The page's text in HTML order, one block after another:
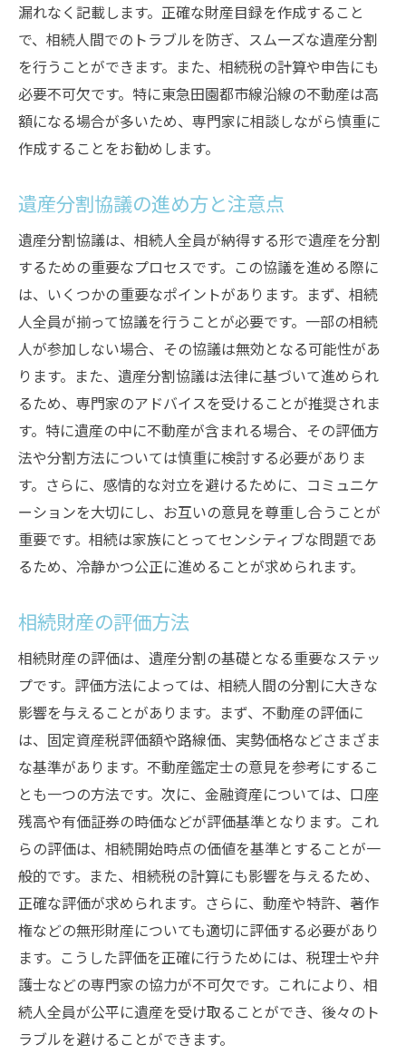
漏れなく記載します。正確な財産目録を作成すること
で、相続人間でのトラブルを防ぎ、スムーズな遺産分割
を行うことができます。また、相続税の計算や申告にも
必要不可欠です。特に東急田園都市線沿線の不動産は高
額になる場合が多いため、専門家に相談しながら慎重に
作成することをお勧めします。
遺産分割協議の進め方と注意点
遺産分割協議は、相続人全員が納得する形で遺産を分割
するための重要なプロセスです。この協議を進める際に
は、いくつかの重要なポイントがあります。まず、相続
人全員が揃って協議を行うことが必要です。一部の相続
人が参加しない場合、その協議は無効となる可能性があ
ります。また、遺産分割協議は法律に基づいて進められ
るため、専門家のアドバイスを受けることが推奨されま
す。特に遺産の中に不動産が含まれる場合、その評価方
法や分割方法については慎重に検討する必要がありま
す。さらに、感情的な対立を避けるために、コミュニケ
ーションを大切にし、お互いの意見を尊重し合うことが
重要です。相続は家族にとってセンシティブな問題であ
るため、冷静かつ公正に進めることが求められます。
相続財産の評価方法
相続財産の評価は、遺産分割の基礎となる重要なステッ
プです。評価方法によっては、相続人間の分割に大きな
影響を与えることがあります。まず、不動産の評価に
は、固定資産税評価額や路線価、実勢価格などさまざま
な基準があります。不動産鑑定士の意見を参考にするこ
とも一つの方法です。次に、金融資産については、口座
残高や有価証券の時価などが評価基準となります。これ
らの評価は、相続開始時点の価値を基準とすることが一
般的です。また、相続税の計算にも影響を与えるため、
正確な評価が求められます。さらに、動産や特許、著作
権などの無形財産についても適切に評価する必要があり
ます。こうした評価を正確に行うためには、税理士や弁
護士などの専門家の協力が不可欠です。これにより、相
続人全員が公平に遺産を受け取ることができ、後々のト
ラブルを避けることができます。